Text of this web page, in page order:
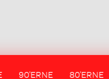
90'ERNE 80'ERNE